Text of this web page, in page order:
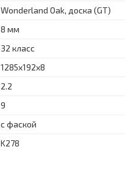
Wonderland Oak, доска (GT)
8 мм
32 класс
1285x192x8
2.2
9
с фаской
K278